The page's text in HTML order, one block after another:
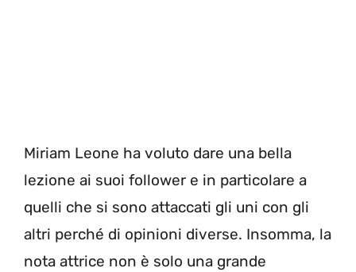
Miriam Leone ha voluto dare una bella
lezione ai suoi follower e in particolare a
quelli che si sono attaccati gli uni con gli
altri perché di opinioni diverse. Insomma, la
nota attrice non è solo una grande